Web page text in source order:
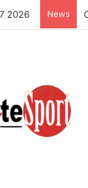
2026 News